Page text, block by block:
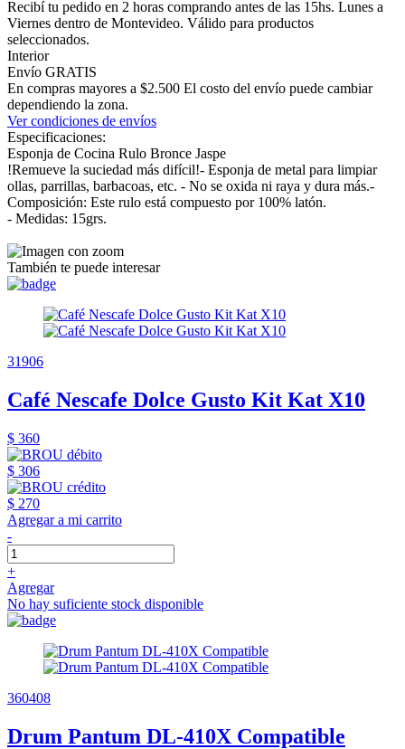
Recibí tu pedido en 2 horas comprando antes de las 15hs. Lunes a
Viernes dentro de Montevideo. Válido para productos
seleccionados.
Interior
Envío GRATIS
En compras mayores a $2.500 El costo del envío puede cambiar
dependiendo la zona.
Ver condiciones de envíos
Especificaciones:
Esponja de Cocina Rulo Bronce Jaspe
!Remueve la suciedad más difícil!- Esponja de metal para limpiar
ollas, parrillas, barbacoas, etc. - No se oxida ni raya y dura más.-
Composición: Este rulo está compuesto por 100% latón.
- Medidas: 15grs.
También te puede interesar
31906
Café Nescafe Dolce Gusto Kit Kat X10
$ 360
$ 306
$ 270
Agregar a mi carrito
-
+
Agregar
No hay suficiente stock disponible
360408
Drum Pantum DL-410X Compatible